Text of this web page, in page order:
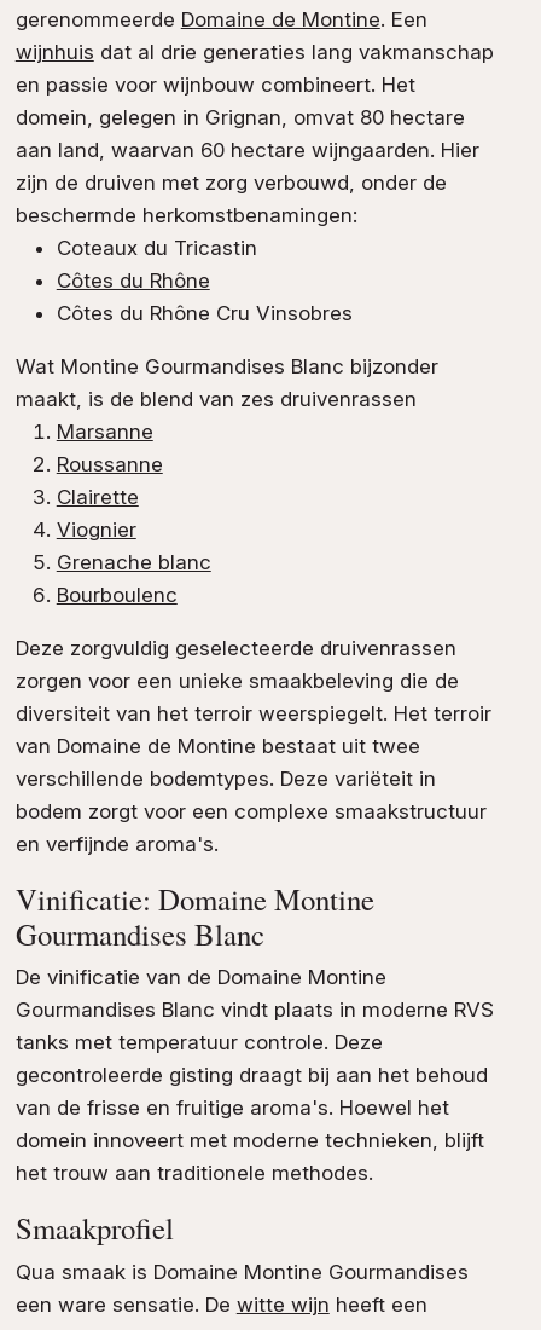
gerenommeerde Domaine de Montine. Een
wijnhuis dat al drie generaties lang vakmanschap
en passie voor wijnbouw combineert. Het
domein, gelegen in Grignan, omvat 80 hectare
aan land, waarvan 60 hectare wijngaarden. Hier
zijn de druiven met zorg verbouwd, onder de
beschermde herkomstbenamingen:
Coteaux du Tricastin
Côtes du Rhône
Côtes du Rhône Cru Vinsobres
Wat Montine Gourmandises Blanc bijzonder
maakt, is de blend van zes druivenrassen
Marsanne
Roussanne
Clairette
Viognier
Grenache blanc
Bourboulenc
Deze zorgvuldig geselecteerde druivenrassen
zorgen voor een unieke smaakbeleving die de
diversiteit van het terroir weerspiegelt. Het terroir
van Domaine de Montine bestaat uit twee
verschillende bodemtypes. Deze variëteit in
bodem zorgt voor een complexe smaakstructuur
en verfijnde aroma's.
Vinificatie: Domaine Montine
Gourmandises Blanc
De vinificatie van de Domaine Montine
Gourmandises Blanc vindt plaats in moderne RVS
tanks met temperatuur controle. Deze
gecontroleerde gisting draagt bij aan het behoud
van de frisse en fruitige aroma's. Hoewel het
domein innoveert met moderne technieken, blijft
het trouw aan traditionele methodes.
Smaakprofiel
Qua smaak is Domaine Montine Gourmandises
een ware sensatie. De witte wijn heeft een